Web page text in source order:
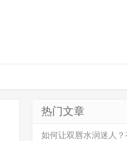
热门文章
如何让双唇水润迷人